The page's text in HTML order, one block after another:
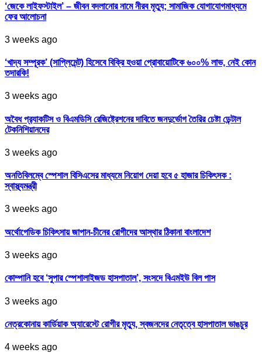
‘জেকে লাইফস্টাইল’ – জীবন বদলানোর নামে নীরব মৃত্যু; সামাজিক যোগাযোগমাধ্যমে
ফের আলোচনা
3 weeks ago
‘খাদ্য সম্পূরক’ (সাপ্লিমেন্ট) হিসেবে বিক্রি হওয়া প্রোবায়োটিকে ৬০০% লাভ, নেই কোন
তদারকি!
3 weeks ago
অবৈধ প্র‍্যাকটিস ও বিএমডিসি রেজিষ্ট্রেশনের দাবিতে জনদুর্ভোগ তৈরির চেষ্টা ডেন্টাল
টেকনিশিয়ানদের
3 weeks ago
অনতিবিলম্বে স্পেশাল বিসিএসের মাধ্যমে নিয়োগ দেয়া হবে ৫ হাজার চিকিৎসক :
স্বাস্থ্যমন্ত্রী
3 weeks ago
অর্থোপেডিক চিকিৎসায় জাপান-চীনের রোগীদের আস্থার ঠিকানা বাংলাদেশ
3 weeks ago
কোম্পানি হবে ‘সুপার স্পেশালাইজড হাসপাতাল’, সংসদে বিএমইউ বিল পাস
3 weeks ago
নেত্রকোনায় কার্ডিয়াক অ্যারেস্টে রোগীর মৃত্যু, স্বজনদের নেতৃত্বে হাসপাতাল ভাঙচুর
4 weeks ago